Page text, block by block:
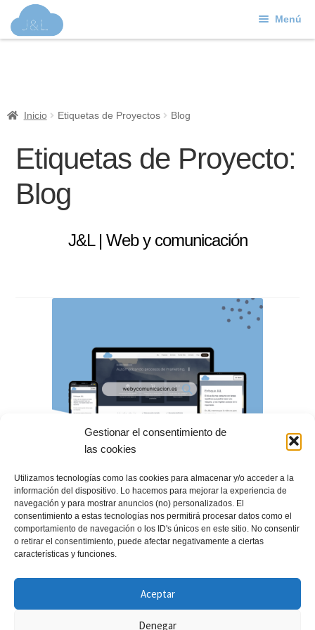
Gestionar el consentimiento de
las cookies
Utilizamos tecnologías como las cookies para almacenar y/o acceder a la
información del dispositivo. Lo hacemos para mejorar la experiencia de
navegación y para mostrar anuncios (no) personalizados. El
consentimiento a estas tecnologías nos permitirá procesar datos como el
comportamiento de navegación o los ID's únicos en este sitio. No consentir
o retirar el consentimiento, puede afectar negativamente a ciertas
características y funciones.
Aceptar
Denegar
a
al
Menú
Soporte
Inicio Etiquetas de Proyectos Blog
Etiquetas de Proyecto:
Blog
J&L | Web y comunicación